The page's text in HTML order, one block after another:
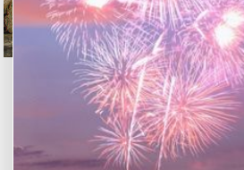
A maják titkai –
David Stuart maja kutató szerint
leglenyűgözőbb régészeti
ősi Guatemalába!